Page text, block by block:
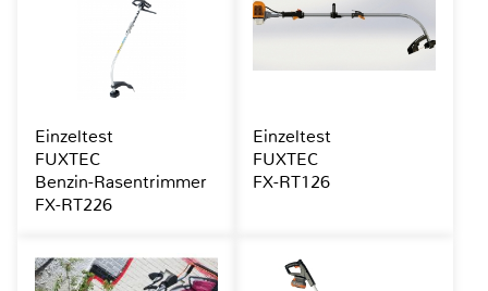
Einzeltest
FUXTEC
Benzin-Rasentrimmer
FX-RT226
Einzeltest
FUXTEC
FX-RT126